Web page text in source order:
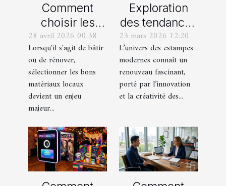
Comment
choisir les
meilleurs
matériaux
locaux pour
votre maison ?
28 avril 2026 00:38
Lorsqu'il s'agit de bâtir
ou de rénover,
sélectionner les bons
matériaux locaux
devient un enjeu
majeur...
Exploration
des tendances
actuelles en
estampes
modernes
23 mars 2026 12:20
L’univers des estampes
modernes connaît un
renouveau fascinant,
porté par l’innovation
et la créativité des...